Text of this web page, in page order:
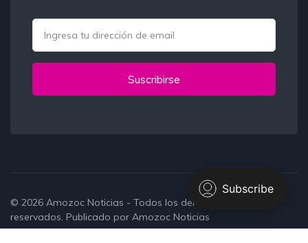
Suscribirse
© 2026 Amozoc Noticias - Todos los derechos
reservados. Publicado por Amozoc Noticias